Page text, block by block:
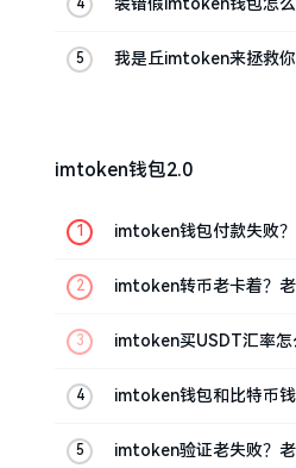
装错假imtoken钱包怎
我是丘imtoken来拯救
imtoken钱包2.0
imtoken钱包付款失败
imtoken转币老卡着？
imtoken买USDT汇率怎
imtoken钱包和比特币
imtoken验证老失败？